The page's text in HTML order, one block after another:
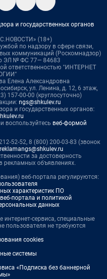
и государственных органов
(18+)
по надзору в сфере связи,
коммуникаций (Роскомнадзор)
ЭЛ № ФС 77— 84683
ответственностью "ИНТЕРНЕТ
Елена Александровна
ул. Ленина, д. 12, 6 этаж,
157-00-00 (круглосуточно)
ngs@shkulev.ru
и государственных органов:
воспользуйтесь веб-формой
52-52, 8 (800) 200-03-83 (звонок
reklamangs@shkulev.ru
за достоверность
рекламных объявлениях.
веб-портала регулируются:
характеристик ПО
портала и политикой
данных
интернет-сервиса, специальные
пользователя не требуются
cookies
системы
«Подписка без баннерной